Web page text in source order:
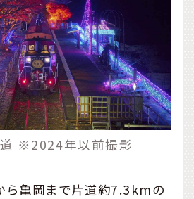
※2024年以前撮影
ら亀岡まで片道約7.3kmの